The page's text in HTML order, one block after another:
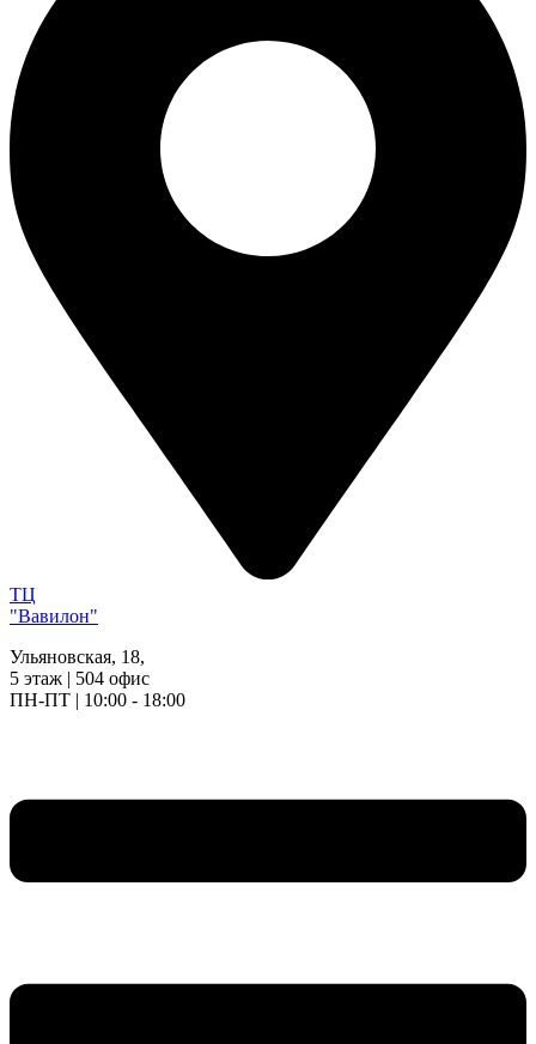
ТЦ
"Вавилон"
Ульяновская, 18,
5 этаж | 504 офис
ПН-ПТ | 10:00 - 18:00